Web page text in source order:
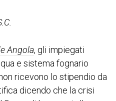
Angola, gli impiegati
e sistema fognario
ricevono lo stipendio da
dicendo che la crisi